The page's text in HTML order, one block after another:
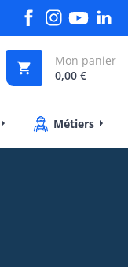

Mon panier
0,00 €
Métiers